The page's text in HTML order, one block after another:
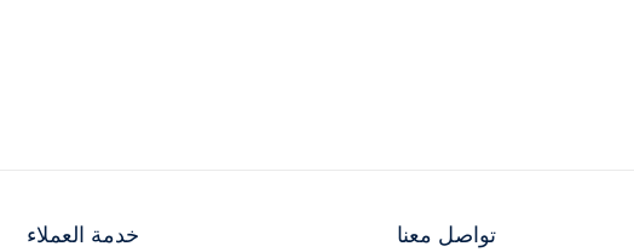
تواصل معنا خدمة العملاء